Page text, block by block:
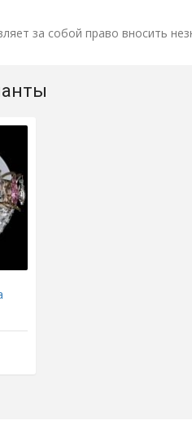
за собой право вносить